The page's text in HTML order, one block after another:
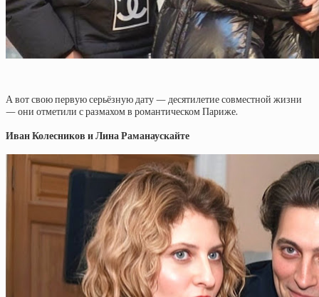
А вот свою первую серьёзную дату — десятилетие совместной жизни
— они отметили с размахом в романтическом Париже.
Иван Колесников и Лина Раманаускайте